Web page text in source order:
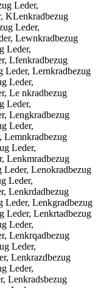
Leder,
KLenkradbezug
Leder,
Lewnkradbezug
Leder,
Lfenkradbezug
Leder, Lernkradbezug
Leder,
Le nkradbezug
Leder,
Lengkradbezug
Leder,
Lemnkradbezug
Leder,
Lenkmradbezug
Leder, Lenokradbezug
Leder,
Lenkrdadbezug
Leder, Lenkgradbezug
Leder, Lenkrtadbezug
Leder,
Lenkrqadbezug
Leder,
Lenkrazdbezug
Leder,
Lenkradsbezug